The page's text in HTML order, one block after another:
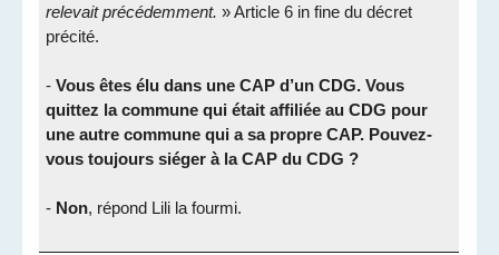
relevait précédemment. » Article 6 in fine du décret
précité.
- Vous êtes élu dans une CAP d’un CDG. Vous
quittez la commune qui était affiliée au CDG pour
une autre commune qui a sa propre CAP. Pouvez-
vous toujours siéger à la CAP du CDG ?
- Non, répond Lili la fourmi.